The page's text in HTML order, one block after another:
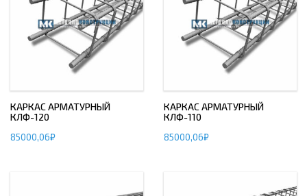
КАРКАС АРМАТУРНЫЙ
КЛФ-120
85000,06₽
КАРКАС АРМАТУРНЫЙ
КЛФ-110
85000,06₽